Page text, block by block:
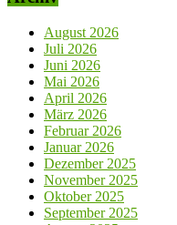
August 2026
Juli 2026
Juni 2026
Mai 2026
April 2026
März 2026
Februar 2026
Januar 2026
Dezember 2025
November 2025
Oktober 2025
September 2025